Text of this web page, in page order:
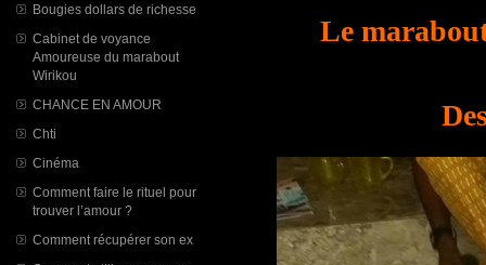
Bougies dollars de richesse
Cabinet de voyance
Amoureuse du marabout
Wirikou
CHANCE EN AMOUR
Chti
Cinéma
Comment faire le rituel pour
trouver l’amour ?
Comment récupérer son ex
Le